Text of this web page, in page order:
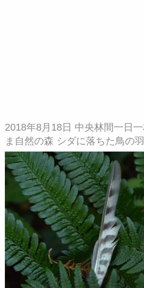
2018年8月18日 中央林間一日
ま自然の森 シダに落ちた鳥の羽